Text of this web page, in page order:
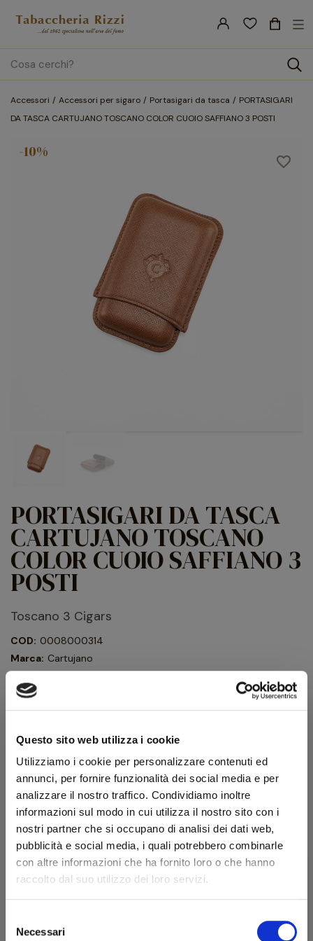
Questo sito web utilizza i cookie
Utilizziamo i cookie per personalizzare contenuti ed
annunci, per fornire funzionalità dei social media e per
analizzare il nostro traffico. Condividiamo inoltre
informazioni sul modo in cui utilizza il nostro sito con i
nostri partner che si occupano di analisi dei dati web,
pubblicità e social media, i quali potrebbero combinarle
con altre informazioni che ha fornito loro o che hanno
raccolto dal suo utilizzo dei loro servizi.
delNecessari
search
☰
Accessori Accessori per sigaro Portasigari da tasca
PORTASIGARI
DA TASCA CARTUJANO TOSCANO COLOR CUOIO SAFFIANO 3 POSTI
favorite_border
-10%
PORTASIGARI DA TASCA
CARTUJANO TOSCANO
COLOR CUOIO SAFFIANO 3
POSTI
Toscano 3 Cigars
COD: 0008000314
Marca: Cartujano
Portasigari da tasca da 3 sigari formato "Toscano". Lavorazione
in pelle color cuoio saffiano.
76,00 € 68,40 € IVA inclusa
56,07 € IVA esclusa
Quantità
AGGIUNGI AL CARRELLO
Modello